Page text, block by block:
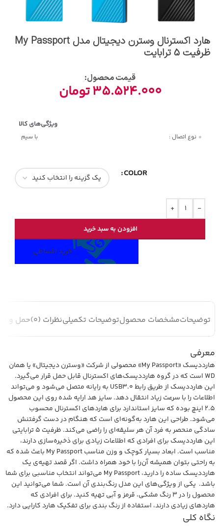
هارد اکسترنال وسترن دیجیتال مدل My Passport
ظرفیت 5 ترابایت
قیمت محصول:​
35.524.000تومان
نوع اتصال : با سیم
COLOR
-
+
افزودن به سبد خرید
خرید اقساطی
توضیحاتمشخصات محصولتوضیحات تکمیلینظرات (0) حمل و
معرفی
هارددیسک «My Passport» محصولی از شرکت «وسترن دیجیتال» یا همان
WD است که در گروه هارددیسک‌های اکسترنال قابل حمل قرار می‌گیرد.
این هارددیسک از طریق رابط USB3.0 به رایانه متصل می‌شود و می‌تواند
اطلاعات را با سرعت زیاد انتقال دهد. سایز هد ارایه شده روی این محصول
2.5 اینچ بوده که سایز استاندارد برای هاردهای اکسترنال محسوب
می‌شود. طراحی این هارد به‌گونه‌ای است که هنگام در دست گرفتنش
سادگی منحصر به فرد آن هر سلیقه‌ای را راضی می‌کند. ظرفیت 5 ترابایتی
این هارددیسک برای افرادی‌ که اطلاعات زیادی برای ذخیره‌سازی دارند،
مناسب است. ابعاد بسیار کوچک و وزن مناسب My Passport باعث شده که
به راحتی بتوان همیشه آن‌را با خود همراه داشت. اگر قصد تهیه‌ی یک
هارددیسک ساده را دارید، My Passport می‌تواند انتخاب مناسبی برای شما
باشد. یکی از ویژگی‌های این مدل رنگ‌بندی آن است. شما می‌توانید این
محصول را در 3 رنگ مشکی، قرمز و آبی تهیه کنید. برای افرادی که
هاردهای زیادی دارند، استفاده از رنگ بندی برای تفکیک هارد کارایی دارد.
نگاه کلی